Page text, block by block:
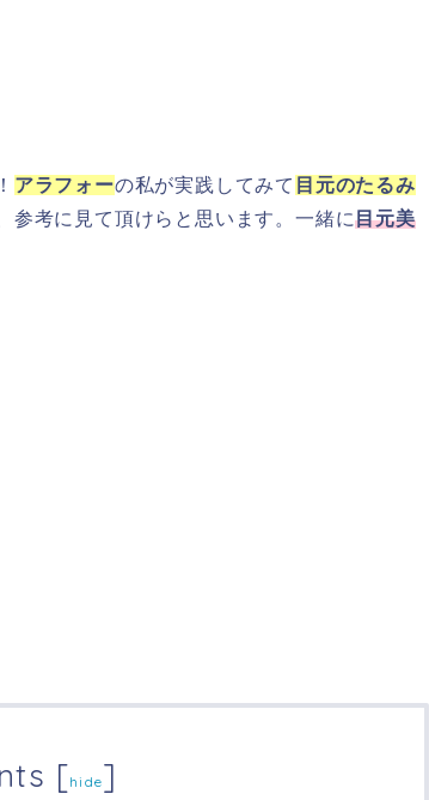
アラフォーの私が実践してみて 目元のたるみ
参考に見て頂けらと思います。一緒に目元美
[hide]